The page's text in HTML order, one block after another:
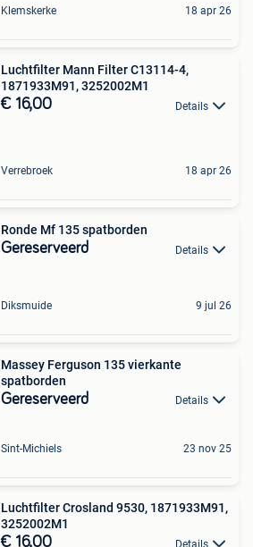
Klemskerke 18 apr 26
Luchtfilter Mann Filter C13114-4,
1871933M91, 3252002M1
€ 16,00 Details
Verrebroek 18 apr 26
Ronde Mf 135 spatborden
Gereserveerd Details
Diksmuide 9 jul 26
Massey Ferguson 135 vierkante
spatborden
Gereserveerd Details
Sint-Michiels 23 nov 25
Luchtfilter Crosland 9530, 1871933M91,
3252002M1
€ 16,00 Details